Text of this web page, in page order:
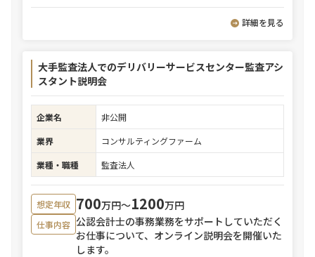
詳細を見る
大手監査法人でのデリバリーサービスセンター監査アシ
スタント説明会
企業名
非公開
業界
コンサルティングファーム
業種・職種
監査法人
想定年収 700万円〜1200万円
仕事内容 公認会計士の事務業務をサポートしていただく
お仕事について、オンライン説明会を開催いた
します。